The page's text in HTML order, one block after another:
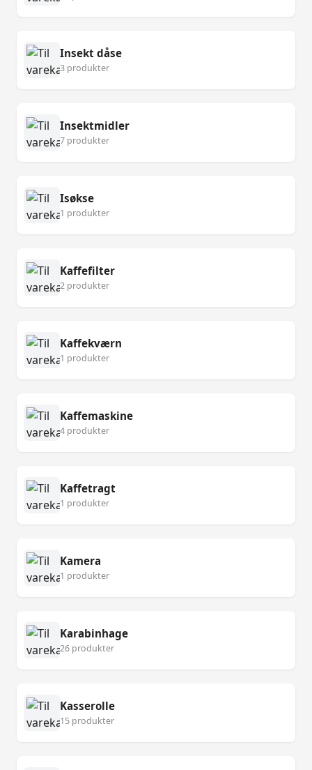
Insekt dåse
3 produkter
Insektmidler
7 produkter
Isøkse
1 produkter
Kaffefilter
2 produkter
Kaffekværn
1 produkter
Kaffemaskine
4 produkter
Kaffetragt
1 produkter
Kamera
1 produkter
Karabinhage
26 produkter
Kasserolle
15 produkter